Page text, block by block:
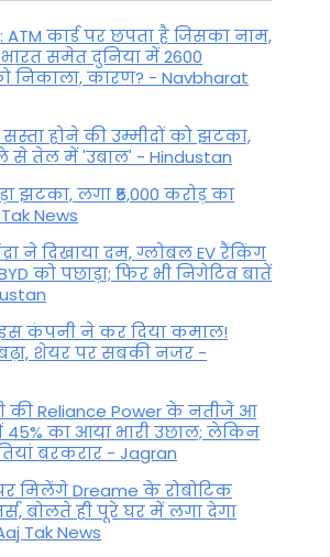
ATM कार्ड पर छपता है जिसका नाम,
समेत दुनिया में 2600
निकाला, कारण? - Navbharat
होने की उम्मीदों को झटका,
से तेल में 'उबाल' - Hindustan
झटका, लगा ₹5,000 करोड़ का
News
ने दिखाया दम, ग्लोबल EV रैंकिंग
को पछाड़ा; फिर भी निगेटिव बातें
इस कंपनी ने कर दिया कमाल!
शेयर पर सबकी नजर -
की Reliance Power के नतीजे आ
का आया भारी उछाल; लेकिन
बरकरार - Jagran
मिलेंगे Dreame के रोबोटिक
बोलते ही पूरे घर में लगा देगा
Tak News